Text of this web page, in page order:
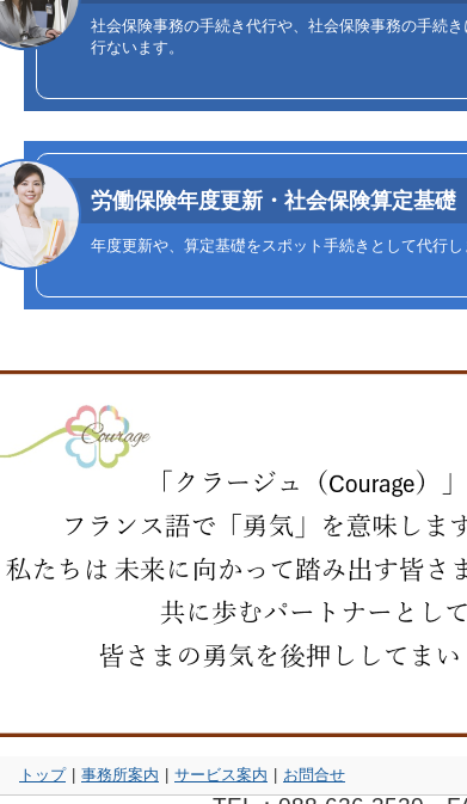
社会保険事務の手続き代行や、社会保険事務の手続
行ないます。
労働保険年度更新・社会保険算定基礎
年度更新や、算定基礎をスポット手続きとして代行し
トップ 事務所案内 サービス案内 お問合せ